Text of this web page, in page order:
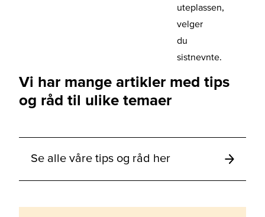
uteplassen,
velger
du
sistnevnte.
Vi har mange artikler med tips
og råd til ulike temaer
Se alle våre tips og råd her